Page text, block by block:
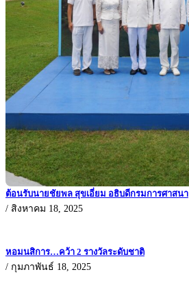
ต้อนรับนายชัยพล สุขเอี่ยม อธิบดีกรมการศาสนา
/ สิงหาคม 18, 2025
หอมนสิการ…คว้า 2 รางวัลระดับชาติ
/ กุมภาพันธ์ 18, 2025